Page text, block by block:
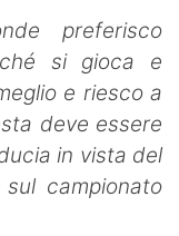
preferisco
si gioca e
e riesco a
deve essere
in vista del
campionato